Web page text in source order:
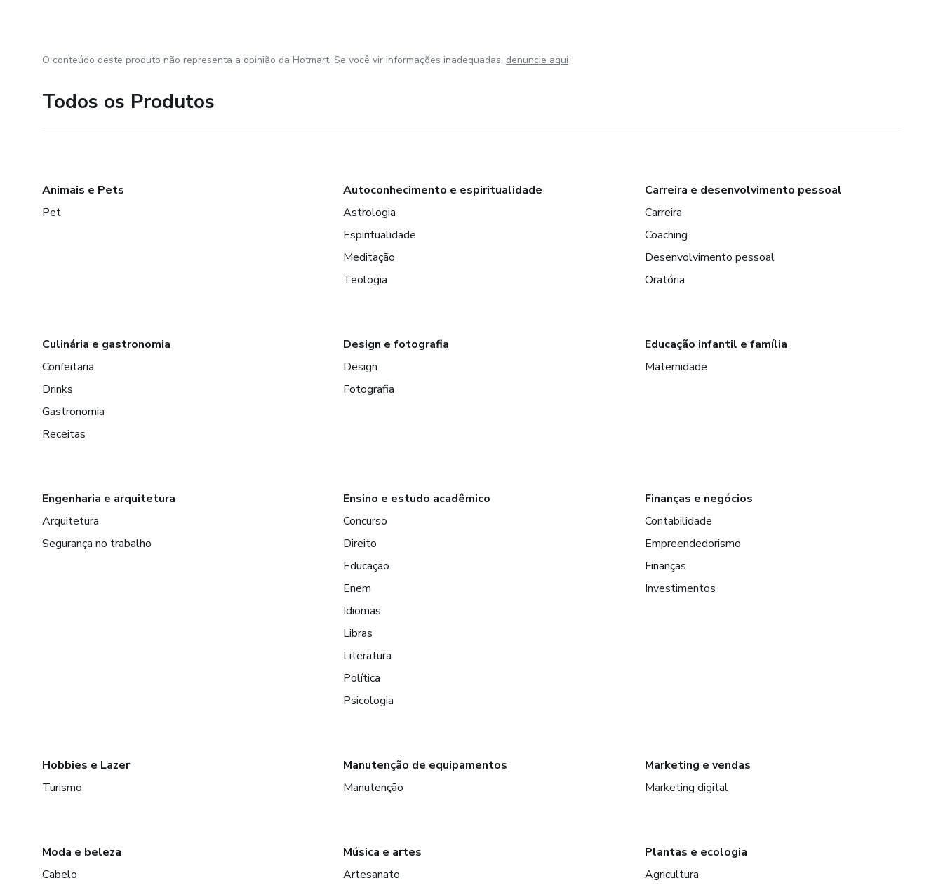
O conteúdo deste produto não representa a opinião da Hotmart. Se você vir informações inadequadas, denuncie aqui
Todos os Produtos
Animais e Pets
Pet
Autoconhecimento e espiritualidade
Astrologia
Espiritualidade
Meditação
Teologia
Carreira e desenvolvimento pessoal
Carreira
Coaching
Desenvolvimento pessoal
Oratória
Culinária e gastronomia
Confeitaria
Drinks
Gastronomia
Receitas
Design e fotografia
Design
Fotografia
Educação infantil e família
Maternidade
Engenharia e arquitetura
Arquitetura
Segurança no trabalho
Ensino e estudo acadêmico
Concurso
Direito
Educação
Enem
Idiomas
Libras
Literatura
Política
Psicologia
Finanças e negócios
Contabilidade
Empreendedorismo
Finanças
Investimentos
Hobbies e Lazer
Turismo
Manutenção de equipamentos
Manutenção
Marketing e vendas
Marketing digital
Moda e beleza
Cabelo
Música e artes
Artesanato
Plantas e ecologia
Agricultura